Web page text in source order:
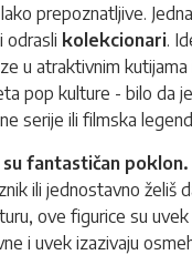
prepoznatljive.
odrasli kolekcionari.
u atraktivnim
pop kulture - bilo da
serije ili filmska
fantastičan poklon.
ili jednostavno želiš
ove figurice su uvek
i uvek izazivaju